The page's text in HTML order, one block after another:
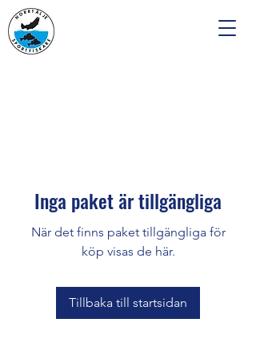
Inga paket är tillgängliga
När det finns paket tillgängliga för
köp visas de här.
Tillbaka till startsidan